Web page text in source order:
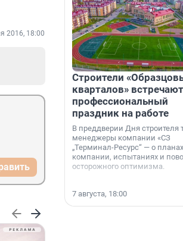
2016, 18:00
Строители
кварталов» встречают
профессиональный
праздник на работе
В преддверии Дня строителя
менеджеры компании «СЗ
„Терминал-Ресурс“ — о планах
компании, испытаниях и
осторожного оптимизма.
7 августа, 18:00